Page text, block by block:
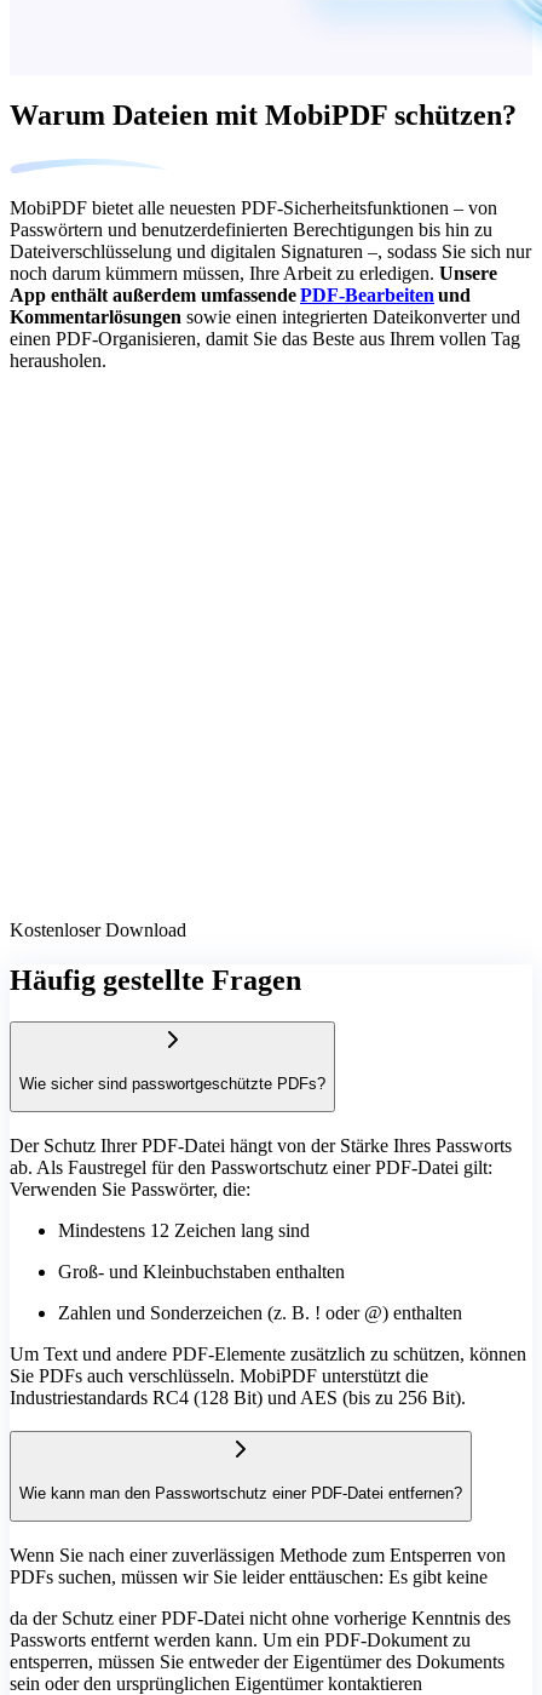
Warum Dateien mit MobiPDF schützen?
MobiPDF bietet alle neuesten PDF-Sicherheitsfunktionen – von
Passwörtern und benutzerdefinierten Berechtigungen bis hin zu
Dateiverschlüsselung und digitalen Signaturen –, sodass Sie sich nur
noch darum kümmern müssen, Ihre Arbeit zu erledigen. Unsere
App enthält außerdem umfassendePDF-Bearbeiten und
Kommentarlösungen sowie einen integrierten Dateikonverter und
einen PDF-Organisieren, damit Sie das Beste aus Ihrem vollen Tag
herausholen.
Kostenloser Download
Häufig gestellte Fragen
Wie sicher sind passwortgeschützte PDFs?
Der Schutz Ihrer PDF-Datei hängt von der Stärke Ihres Passworts
ab. Als Faustregel für den Passwortschutz einer PDF-Datei gilt:
Verwenden Sie Passwörter, die:
Mindestens 12 Zeichen lang sind
Groß- und Kleinbuchstaben enthalten
Zahlen und Sonderzeichen (z. B. ! oder @) enthalten
Um Text und andere PDF-Elemente zusätzlich zu schützen, können
Sie PDFs auch verschlüsseln. MobiPDF unterstützt die
Industriestandards RC4 (128 Bit) und AES (bis zu 256 Bit).
Wie kann man den Passwortschutz einer PDF-Datei entfernen?
Wenn Sie nach einer zuverlässigen Methode zum Entsperren von
PDFs suchen, müssen wir Sie leider enttäuschen: Es gibt keine
da der Schutz einer PDF-Datei nicht ohne vorherige Kenntnis des
Passworts entfernt werden kann. Um ein PDF-Dokument zu
entsperren, müssen Sie entweder der Eigentümer des Dokuments
sein oder den ursprünglichen Eigentümer kontaktieren